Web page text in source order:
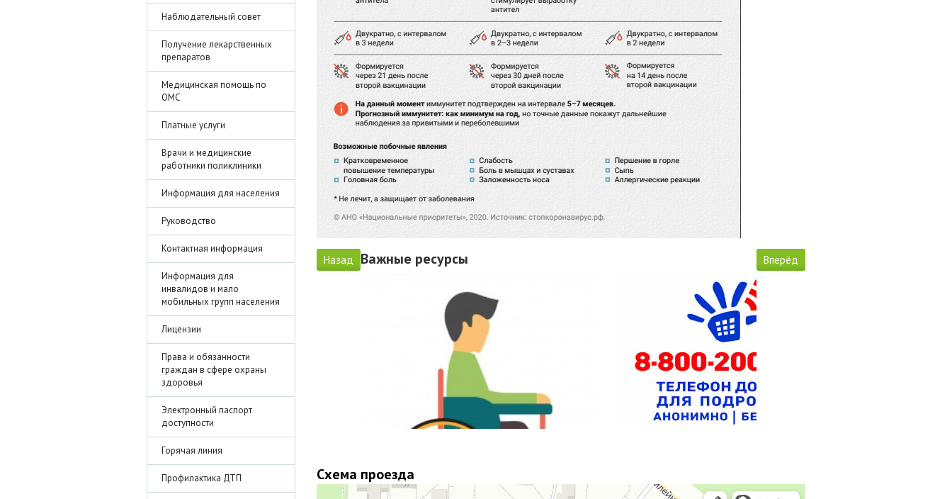
Наблюдательный совет
Получение лекарственных
препаратов
Медицинская помощь по
ОМС
Платные услуги
Врачи и медицинские
работники поликлиники
Информация для населения
Руководство
Контактная информация
Информация для
инвалидов и мало
мобильных групп населения
Лицензии
Права и обязанности
граждан в сфере охраны
здоровья
Электронный паспорт
доступности
Горячая линия
Профилактика ДТП
Назад Вперёд
Важные ресурсы
Схема проезда